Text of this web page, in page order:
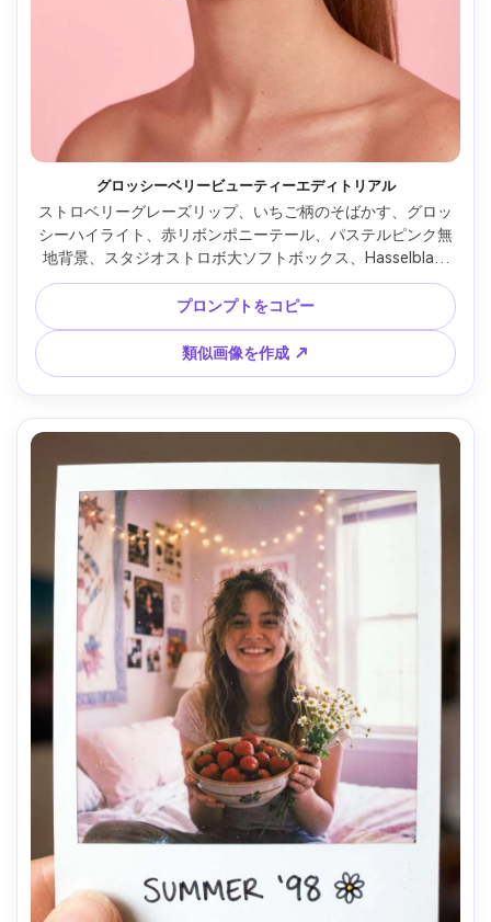
グロッシーベリービューティーエディトリアル
ストロベリーグレーズリップ、いちご柄のそばかす、グロッ
シーハイライト、赤リボンポニーテール、パステルピンク無
地背景、スタジオストロボ大ソフトボックス、Hasselblad
100mmレンズ、鋭い目、雑誌級ハイレタッチ＆自然な毛穴、
濃いレッドピンクカラーグレーディングの美的ヘッドショッ
ト --ar 4:5
プロンプトをコピー
類似画像を作成 ↗